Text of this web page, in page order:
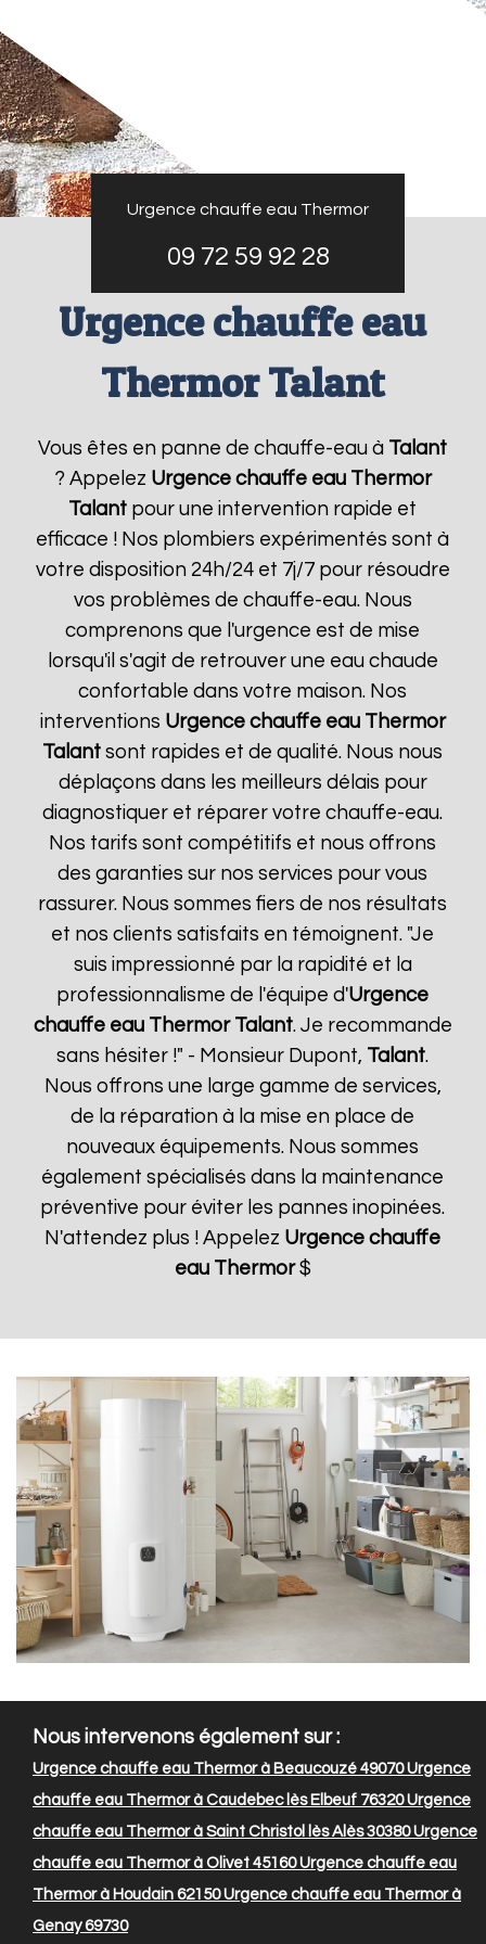
Urgence chauffe eau Thermor
09 72 59 92 28
Urgence chauffe eau
Thermor Talant
Vous êtes en panne de chauffe-eau à Talant
? Appelez Urgence chauffe eau Thermor
Talant pour une intervention rapide et
efficace ! Nos plombiers expérimentés sont à
votre disposition 24h/24 et 7j/7 pour résoudre
vos problèmes de chauffe-eau. Nous
comprenons que l'urgence est de mise
lorsqu'il s'agit de retrouver une eau chaude
confortable dans votre maison. Nos
interventions Urgence chauffe eau Thermor
Talant sont rapides et de qualité. Nous nous
déplaçons dans les meilleurs délais pour
diagnostiquer et réparer votre chauffe-eau.
Nos tarifs sont compétitifs et nous offrons
des garanties sur nos services pour vous
rassurer. Nous sommes fiers de nos résultats
et nos clients satisfaits en témoignent. "Je
suis impressionné par la rapidité et la
professionnalisme de l'équipe d'Urgence
chauffe eau Thermor Talant. Je recommande
sans hésiter !" - Monsieur Dupont, Talant.
Nous offrons une large gamme de services,
de la réparation à la mise en place de
nouveaux équipements. Nous sommes
également spécialisés dans la maintenance
préventive pour éviter les pannes inopinées.
N'attendez plus ! Appelez Urgence chauffe
eau Thermor$
Nous intervenons également sur :
Urgence chauffe eau Thermor à Beaucouzé 49070Urgence
chauffe eau Thermor à Caudebec lès Elbeuf 76320Urgence
chauffe eau Thermor à Saint Christol lès Alès 30380Urgence
chauffe eau Thermor à Olivet 45160Urgence chauffe eau
Thermor à Houdain 62150Urgence chauffe eau Thermor à
Genay 69730